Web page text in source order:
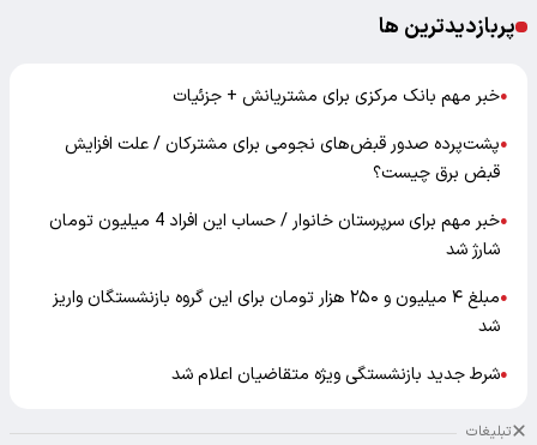
پربازدیدترین ها
●خبر مهم بانک مرکزی برای مشتریانش + جزئیات
●پشت‌پرده صدور قبض‌های نجومی برای مشترکان / علت افزایش
قبض برق چیست؟
●
خبر مهم برای سرپرستان خانوار / حساب این افراد 4 میلیون تومان
شارژ شد
●
مبلغ ۴ میلیون و ۲۵۰ هزار تومان برای این گروه بازنشستگان واریز
شد
●شرط جدید بازنشستگی ویژه متقاضیان اعلام شد
تبلیغات